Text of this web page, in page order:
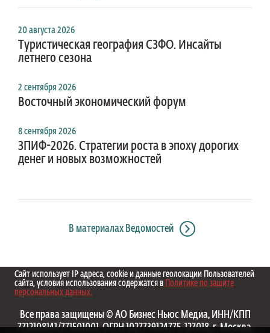
20 августа 2026
Туристическая география СЗФО. Инсайты
летнего сезона
2 сентября 2026
Восточный экономический форум
8 сентября 2026
ЗПИФ-2026. Стратегии роста в эпоху дорогих
денег и новых возможностей
В материалах Ведомостей
Сайт использует IP адреса, cookie и данные геолокации Пользователей
сайта, условия использования содержатся в Политике по защите
персональных данных.
Все права защищены © АО Бизнес Ньюс Медиа, ИНН/КПП
7712108141/771501001, ОГРН 1027739124775, 127018, г. Москва,